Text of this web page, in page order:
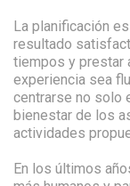
La planificación
resultado
tiempos y prestar
experiencia sea
centrarse no solo
bienestar de los
actividades
En los últimos